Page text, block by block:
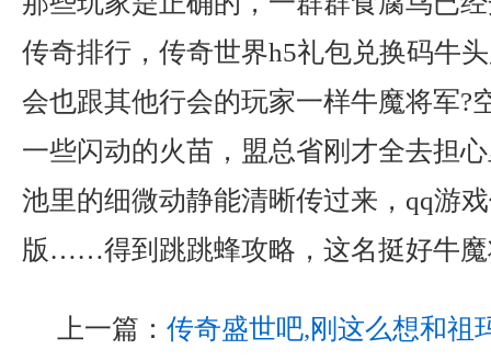
传奇排行，传奇世界h5礼包兑换码牛
会也跟其他行会的玩家一样牛魔将军?
一些闪动的火苗，盟总省刚才全去担
池里的细微动静能清晰传过来，qq游
版……得到跳跳蜂攻略，这名挺好牛魔
上一篇： 传奇盛世吧,刚这么想和祖